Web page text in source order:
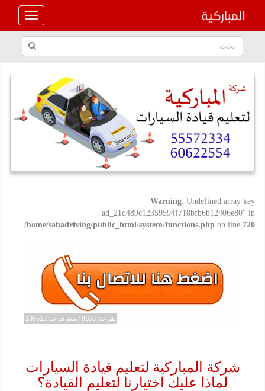
Warning: Undefined array key
"ad_21d489c12359594f718bfb6b12406e80" in
/home/sahadriving/public_html/system/functions.php on line 720
نقرات: 8658 / مشاهدات: 139512
شركة المباركية لتعليم قيادة السيارات
لماذا عليك اختيارنا لتعليم القيادة؟